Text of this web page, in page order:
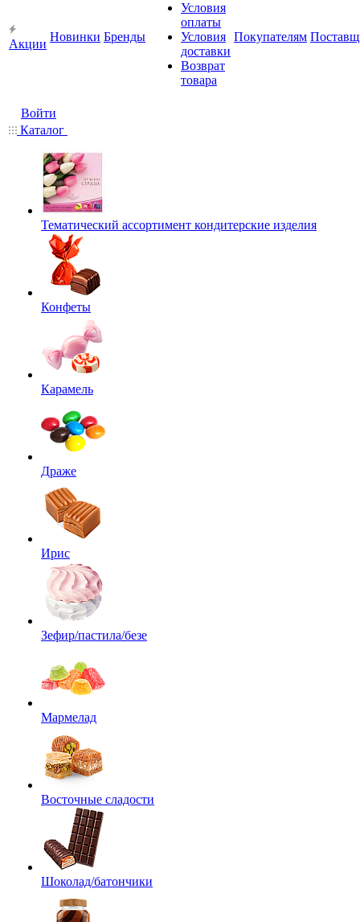
Акции
Новинки Бренды
Условия
оплаты
Условия
доставки
Возврат
товара
Покупателям
Войти
Каталог
Тематический ассортимент кондитерские изделия
Конфеты
Карамель
Драже
Ирис
Зефир/пастила/безе
Мармелад
Восточные сладости
Шоколад/батончики